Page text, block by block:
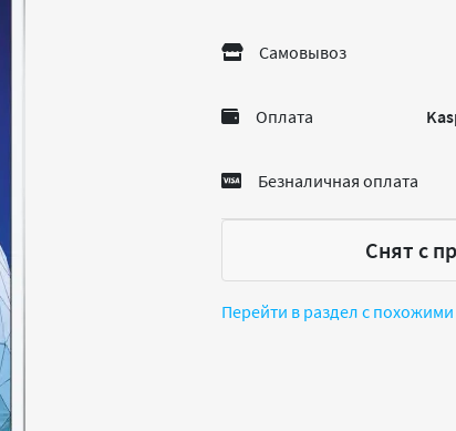
Самовывоз
Оплата
Безналичная оплата
Снят с
Перейти в раздел с